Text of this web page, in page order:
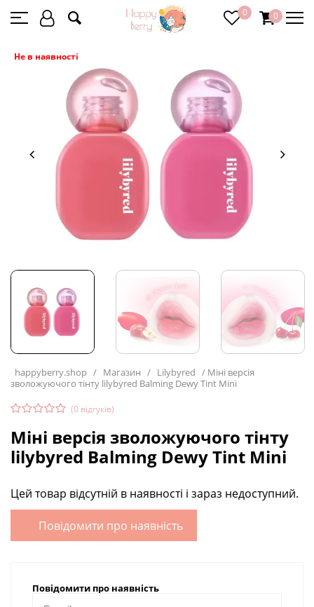
0 0
Не в наявності
happyberry.shop / Магазин / Lilybyred / Міні версія
зволожуючого тінту lilybyred Balming Dewy Tint Mini
(0 відгуків)
Міні версія зволожуючого тінту
lilybyred Balming Dewy Tint Mini
Цей товар відсутній в наявності і зараз недоступний.
Повідомити про наявність
Повідомити про наявність